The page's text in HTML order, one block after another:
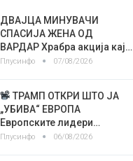
ДВАЈЦА МИНУВАЧИ
СПАСИЈА ЖЕНА ОД
ВАРДАР Храбра акција кај…
Плусинфо 07/08/2026
ТРАМП ОТКРИ ШТО ЈА
„УБИВА“ ЕВРОПА
Европските лидери…
Плусинфо 06/08/2026